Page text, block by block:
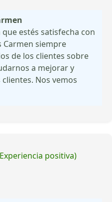
estés satisfecha con
Carmen siempre
de los clientes sobre
a mejorar y
Nos vemos
positiva)